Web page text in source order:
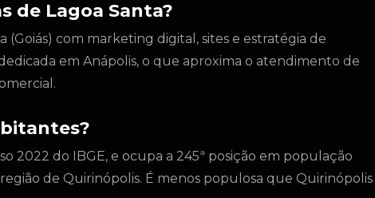
de Lagoa Santa?
(Goiás) com marketing digital, sites e estratégia de
em Anápolis, o que aproxima o atendimento de
2022 do IBGE, e ocupa a 245ª posição em população
de Quirinópolis. É menos populosa que Quirinópolis